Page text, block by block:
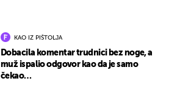
KAO IZ PIŠTOLJA
Dobacila komentar trudnici bez noge, a
muž ispalio odgovor kao da je samo
čekao…